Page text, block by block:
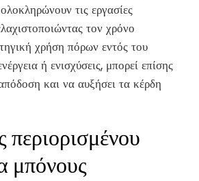
τις εργασίες
τον χρόνο
χρήση πόρων εντός του
ή ενισχύσεις, μπορεί επίσης
και να αυξήσει τα κέρδη
περιορισμένου
μπόνους